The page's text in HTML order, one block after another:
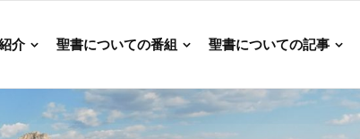
介 聖書についての番組 聖書についての記事